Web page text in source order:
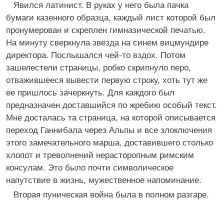
Явился латинист. В руках у него была пачка
бумаги казенного образца, каждый лист которой был
пронумерован и скреплен гимназической печатью.
На минуту сверкнула звезда на синем вицмундире
директора. Послышался чей-то вздох. Потом
зашелестели страницы, робко скрипнуло перо,
отважившееся вывести первую строку, хоть тут же
ее пришлось зачеркнуть. Для каждого был
предназначен доставшийся по жребию особый текст.
Мне досталась та страница, на которой описывается
переход Ганнибала через Альпы и все злоключения
этого замечательного марша, доставившего столько
хлопот и треволнений нерасторопным римским
консулам. Это было почти символическое
напутствие в жизнь, мужественное напоминание.
Вторая пуническая война была в полном разгаре.